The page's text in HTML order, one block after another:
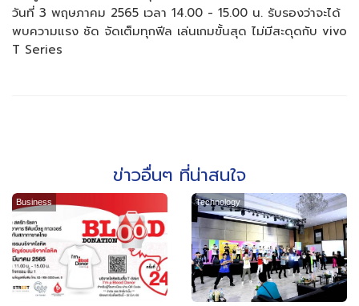
วันที่ 3 พฤษภาคม 2565 เวลา 14.00 - 15.00 น. รับรองว่าจะได้
พบความแรง ชัด จัดเต็มทุกฟีล เล่นเกมขั้นสุด ไม่มีสะดุดกับ vivo
T Series
ข่าวอื่นๆ ที่น่าสนใจ
Business Technology